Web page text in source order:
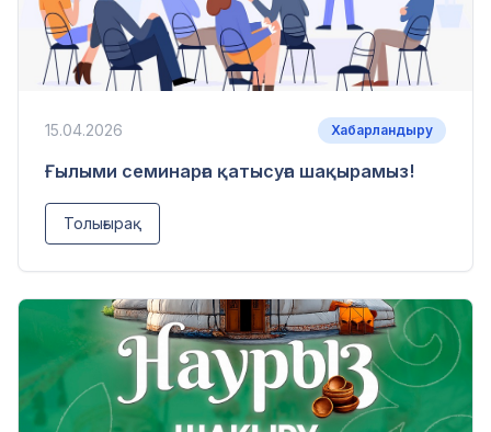
15.04.2026 Хабарландыру
Ғылыми семинарға қатысуға шақырамыз!
Толығырақ